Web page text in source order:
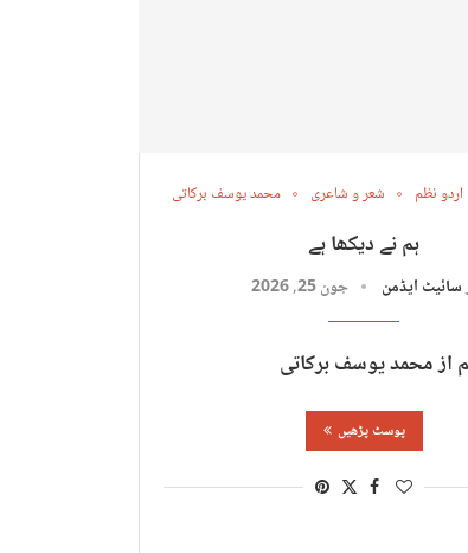
اردو نظم شعر و شاعری محمد یوسف برکاتی
ہم نے دیکھا ہے
سائیٹ ایڈمن جون 25, 2026
از محمد یوسف برکاتی
پوسٹ پڑھیں